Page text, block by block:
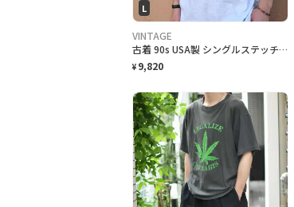
L
VINTAGE
古着 90s USA製 シングルステッチ ビール プロモーション Tシャツ
¥ 9,820